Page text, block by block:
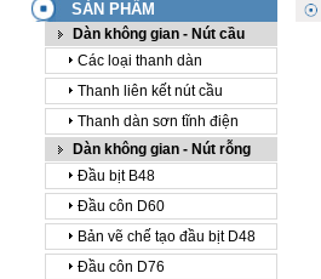
SẢN PHẨM
Dàn không gian - Nút cầu
Các loại thanh dàn
Thanh liên kết nút cầu
Thanh dàn sơn tĩnh điện
Dàn không gian - Nút rỗng
Đầu bịt B48
Đầu côn D60
Bản vẽ chế tạo đầu bịt D48
Đầu côn D76